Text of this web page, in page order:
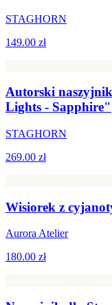
STAGHORN
149.00 zł
Autorski
Lights - Sapphire"
STAGHORN
269.00 zł
Wisiorek z
Aurora Atelier
180.00 zł